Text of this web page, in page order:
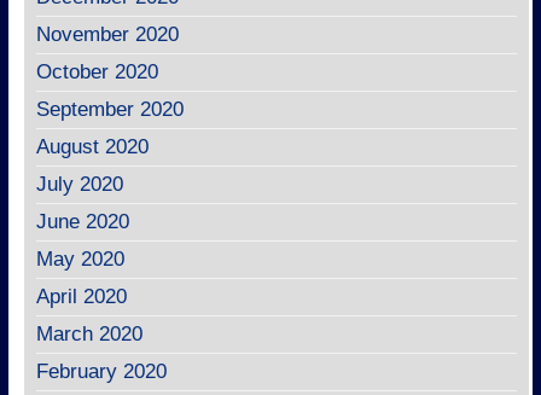
November 2020
October 2020
September 2020
August 2020
July 2020
June 2020
May 2020
April 2020
March 2020
February 2020